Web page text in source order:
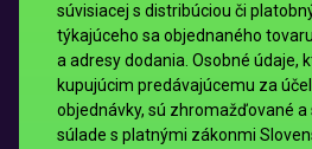
súvisiacej s distribúciou či
týkajúceho sa objednaného
a adresy dodania. Osobné údaje,
kupujúcim predávajúcemu za
objednávky, sú zhromažďované
súlade s platnými zákonmi